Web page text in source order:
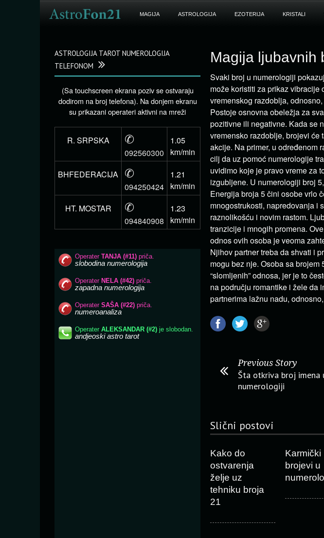
MAGIJA ASTROLOGIJA EZOTERIJA KRISTALI
Magija ljubavnih
Svaki broj u numerologiji
može koristiti za prikaz
vremenskog razdoblja,
Postoje osnovna obeležja za
pozitivne ili negativne. Kada se
vremensko razdoblje, brojevi
akcije. Na primer, u određenom
cilj da uz pomoć numerologije
uvidimo koje je pravo vreme za
izgubljene. U numerologiji broj
Energija broja 5 čini osobe vrlo
mnogostrukosti, napredovanja i
raznolikošću i novim rastom.
tranzicije i mnogih promena.
odnos ovih osoba je veoma
Njihov partner treba da shvati i
mogu bez nje. Osoba sa
“slomljenih” odnosa, jer je to
na području romantike i žele da
partnerima lažnu nadu,
Previous Story
Šta otkriva broj imena
numerologiji
Slični postovi
Kako do
ostvarenja
želje uz
tehniku broja
21
Karmički
brojevi u
ASTROLOGIJA TAROT NUMEROLOGIJA
TELEFONOM
(Sa touchscreen ekrana poziv se ostvaraju
dodirom na broj telefona). Na donjem ekranu
su prikazani operateri aktivni na mreži
R. SRPSKA ✆
092560300
1.05
km/min
BHFEDERACIJA
✆
094250424
1.21
km/min
HT. MOSTAR
✆
094840908
1.23
km/min